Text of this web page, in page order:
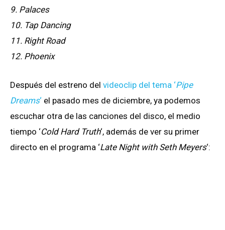
9. Palaces
10. Tap Dancing
11. Right Road
12. Phoenix
Después del estreno del videoclip del tema ‘Pipe
Dreams‘ el pasado mes de diciembre, ya podemos
escuchar otra de las canciones del disco, el medio
tiempo ‘Cold Hard Truth‘, además de ver su primer
directo en el programa ‘Late Night with Seth Meyers‘: